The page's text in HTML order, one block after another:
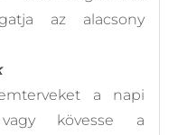
az alacsony
a napi
kövesse a